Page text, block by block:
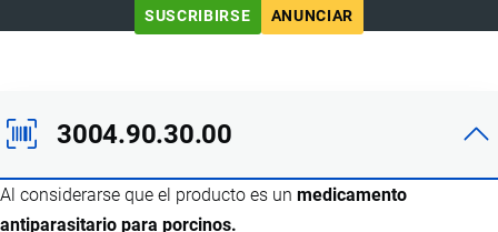
SUSCRIBIRSE
ANUNCIAR
3004.90.30.00
Al considerarse que el producto es un medicamento
antiparasitario para porcinos.